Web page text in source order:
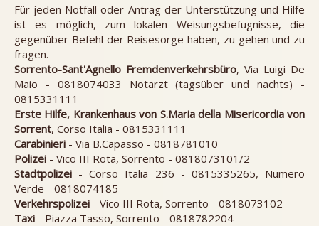
Für jeden Notfall oder Antrag der Unterstützung und Hilfe
ist es möglich, zum lokalen Weisungsbefugnisse, die
gegenüber Befehl der Reisesorge haben, zu gehen und zu
fragen.
Sorrento-Sant'Agnello Fremdenverkehrsbüro, Via Luigi De
Maio - 0818074033 Notarzt (tagsüber und nachts) -
0815331111
Erste Hilfe, Krankenhaus von S.Maria della Misericordia von
Sorrent, Corso Italia - 0815331111
Carabinieri - Via B.Capasso - 0818781010
Polizei - Vico III Rota, Sorrento - 0818073101/2
Stadtpolizei - Corso Italia 236 - 0815335265, Numero
Verde - 0818074185
Verkehrspolizei - Vico III Rota, Sorrento - 0818073102
Taxi - Piazza Tasso, Sorrento - 0818782204